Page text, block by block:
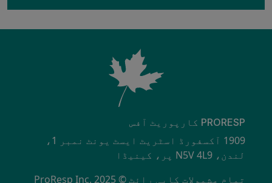
PRORESP کارپوریٹ آفس
1909 آکسفورڈ اسٹریٹ ایسٹ یونٹ نمبر 1،
لندن، N5V 4L9 پر، کینیڈا
تمام مشمولات کاپی رائٹ © ProResp Inc. 2025